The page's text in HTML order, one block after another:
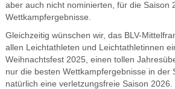
aber auch nicht nominierten, für die Saison
Wettkampfergebnisse.
Gleichzeitig wünschen wir, das BLV-
allen Leichtathleten und Leichtathletinnen
Weihnachtsfest 2025, einen tollen
nur die besten Wettkampfergebnisse in der
natürlich eine verletzungsfreie Saison 2026.